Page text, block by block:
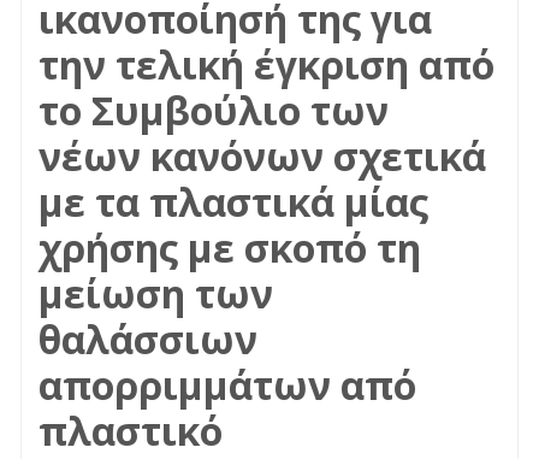
ικανοποίησή της για
την τελική έγκριση από
το Συμβούλιο των
νέων κανόνων σχετικά
με τα πλαστικά μίας
χρήσης με σκοπό τη
μείωση των
θαλάσσιων
απορριμμάτων από
πλαστικό